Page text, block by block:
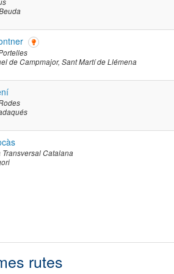
de Campmajor Sant Martí de Llémena
Catalana
rutes